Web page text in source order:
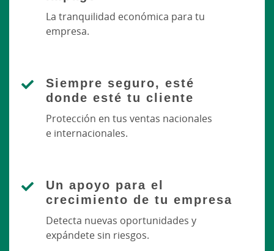
La tranquilidad económica para tu
empresa.
Siempre seguro, esté
donde esté tu cliente
Protección en tus ventas nacionales
e internacionales.
Un apoyo para el
crecimiento de tu empresa
Detecta nuevas oportunidades y
expándete sin riesgos.